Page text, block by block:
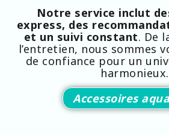
Notre service inclut
express, des
et un suivi constant. De
l’entretien, nous sommes
de confiance pour un
harmonieux.
Accessoires